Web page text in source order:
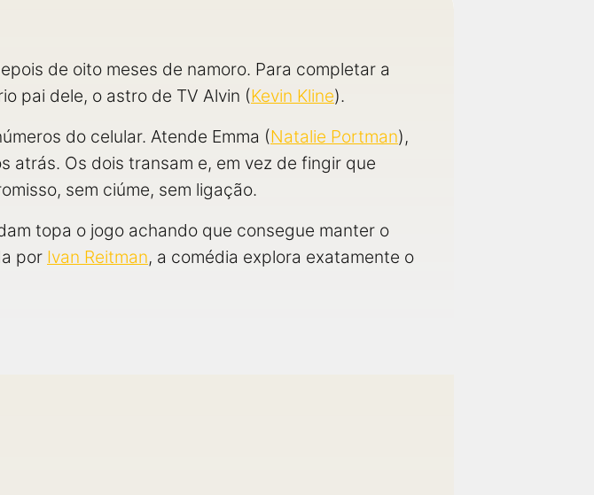
de oito meses de namoro. Para completar a
pai dele, o astro de TV Alvin (Kevin Kline).
do celular. Atende Emma (Natalie Portman),
atrás. Os dois transam e, em vez de fingir que
sem ciúme, sem ligação.
topa o jogo achando que consegue manter o
por Ivan Reitman, a comédia explora exatamente o